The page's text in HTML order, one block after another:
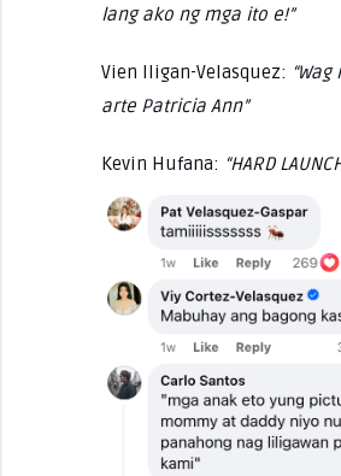
lang ako ng mga ito e!”
Vien Iligan-Velasquez:
arte Patricia Ann”
Kevin Hufana: “HARD